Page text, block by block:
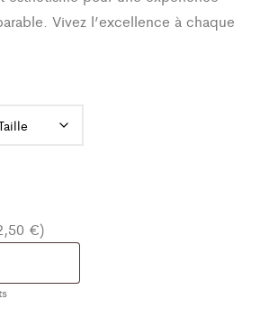
Vivez l’excellence à chaque
€)